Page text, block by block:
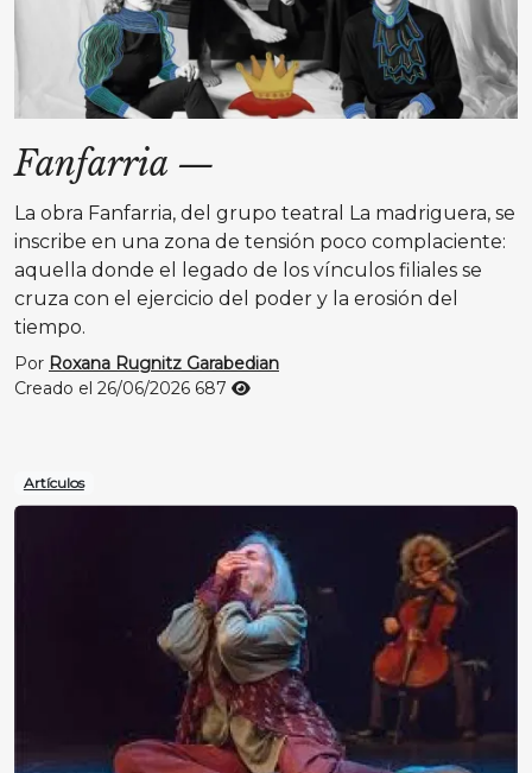
Fanfarria —
La obra Fanfarria, del grupo teatral La madriguera, se
inscribe en una zona de tensión poco complaciente:
aquella donde el legado de los vínculos filiales se
cruza con el ejercicio del poder y la erosión del
tiempo.
Por Roxana Rugnitz Garabedian
Creado el 26/06/2026 687
Artículos